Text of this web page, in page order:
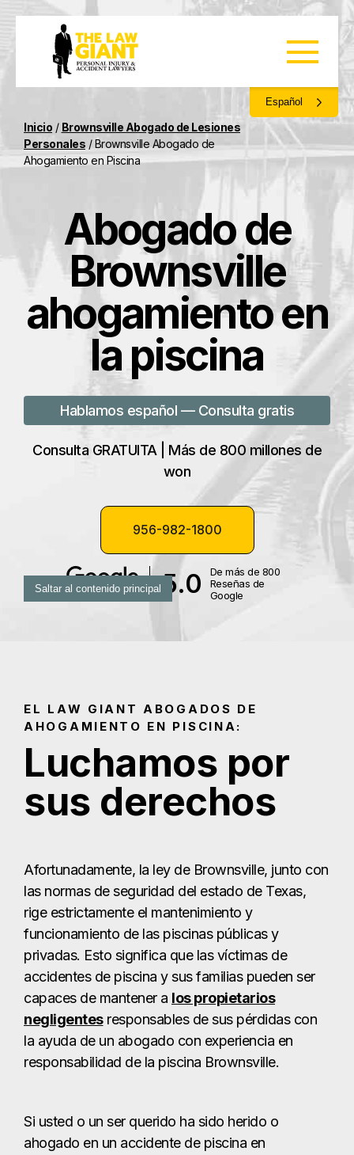
Español
Inicio / Brownsville Abogado de Lesiones
Personales /Brownsville Abogado de
Ahogamiento en Piscina
5.0
De más de 800
Reseñas de
Google
Abogado de
Brownsville
ahogamiento en
la piscina
Hablamos español — Consulta gratis
Consulta GRATUITA | Más de 800 millones de
won
956-982-1800
Saltar al contenido principal
EL LAW GIANT ABOGADOS DE
AHOGAMIENTO EN PISCINA:
Luchamos por
sus derechos
Afortunadamente, la ley de Brownsville, junto con
las normas de seguridad del estado de Texas,
rige estrictamente el mantenimiento y
funcionamiento de las piscinas públicas y
privadas. Esto significa que las víctimas de
accidentes de piscina y sus familias pueden ser
capaces de mantener a los propietarios
negligentesresponsables de sus pérdidas con
la ayuda de un abogado con experiencia en
responsabilidad de la piscina Brownsville.
Si usted o un ser querido ha sido herido o
ahogado en un accidente de piscina en